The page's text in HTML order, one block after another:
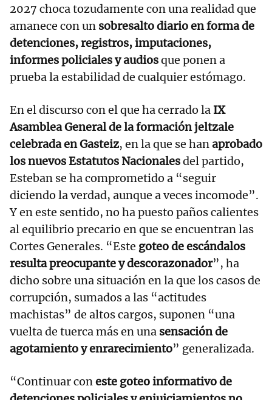
2027 choca tozudamente con una realidad que
amanece con un sobresalto diario en forma de
detenciones, registros, imputaciones,
informes policiales y audiosque ponen a
prueba la estabilidad de cualquier estómago.
En el discurso con el que ha cerrado la IX
Asamblea General de la formación jeltzale
celebrada en Gasteiz, en la que se hanaprobado
los nuevos Estatutos Nacionalesdel partido,
Esteban se ha comprometido a “seguir
diciendo la verdad, aunque a veces incomode”.
Y en este sentido, no ha puesto paños calientes
al equilibrio precario en que se encuentran las
Cortes Generales. “Este goteo de escándalos
resulta preocupante y descorazonador”, ha
dicho sobre una situación en la que los casos de
corrupción, sumados a las “actitudes
machistas” de altos cargos, suponen “una
vuelta de tuerca más en una sensación de
agotamiento y enrarecimiento” generalizada.
“Continuar coneste goteo informativo de